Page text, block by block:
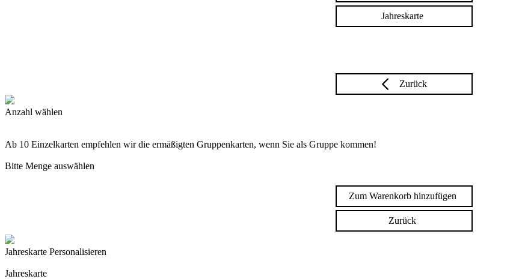
Jahreskarte
Zurück
Anzahl wählen
Ab 10 Einzelkarten empfehlen wir die ermäßigten Gruppenkarten, wenn Sie als Gruppe kommen!
Bitte Menge auswählen
Zum Warenkorb hinzufügen
Zurück
Jahreskarte Personalisieren
Jahreskarte